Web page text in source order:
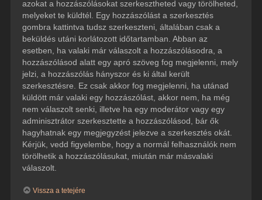
azokat a hozzászólásokat szerkesztheted vagy törölheted,
melyeket te küldtél. Egy hozzászólást a szerkesztés
gombra kattintva tudsz szerkeszteni, általában csak a
beküldés utáni korlátozott időtartamban. Abban az
esetben, ha valaki már válaszolt a hozzászólásodra, a
hozzászólásod alatt egy apró szöveg fog megjelenni, mely
jelzi, a hozzászólás hányszor és ki által került
szerkesztésre. Ez csak akkor fog megjelenni, ha utánad
küldött már valaki egy hozzászólást, akkor nem, ha még
nem válaszolt senki, illetve ha egy moderátor vagy egy
adminisztrátor szerkesztette a hozzászólásod, bár ők
hagyhatnak egy megjegyzést jelezve a szerkesztés okát.
Kérjük, vedd figyelembe, hogy a normál felhasználók nem
törölhetik a hozzászólásukat, miután már másvalaki
válaszolt.
Vissza a tetejére